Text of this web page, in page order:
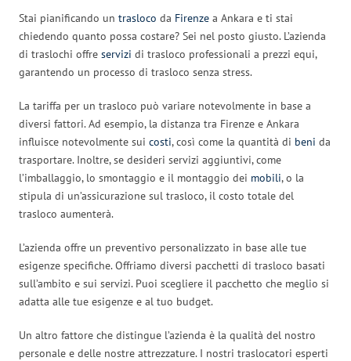
Stai pianificando un trasloco da Firenze a Ankara e ti stai
chiedendo quanto possa costare? Sei nel posto giusto. L’azienda
di traslochi offre servizi di trasloco professionali a prezzi equi,
garantendo un processo di trasloco senza stress.
La tariffa per un trasloco può variare notevolmente in base a
diversi fattori. Ad esempio, la distanza tra Firenze e Ankara
influisce notevolmente sui costi, così come la quantità di beni da
trasportare. Inoltre, se desideri servizi aggiuntivi, come
l’imballaggio, lo smontaggio e il montaggio dei mobili, o la
stipula di un’assicurazione sul trasloco, il costo totale del
trasloco aumenterà.
L’azienda offre un preventivo personalizzato in base alle tue
esigenze specifiche. Offriamo diversi pacchetti di trasloco basati
sull’ambito e sui servizi. Puoi scegliere il pacchetto che meglio si
adatta alle tue esigenze e al tuo budget.
Un altro fattore che distingue l’azienda è la qualità del nostro
personale e delle nostre attrezzature. I nostri traslocatori esperti